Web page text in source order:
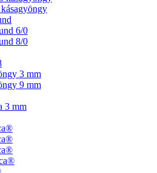
6/0
8/0
3 mm
9 mm
3 mm